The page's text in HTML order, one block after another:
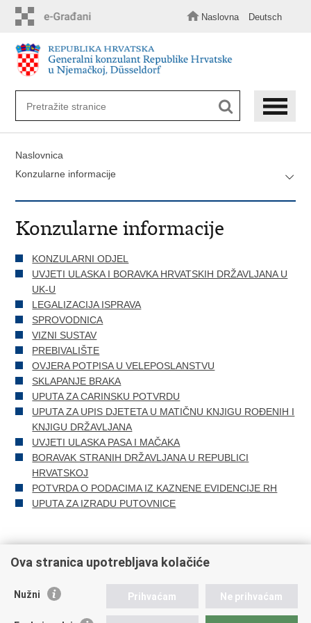
sadržaj
Naslovna Deutsch
Naslovnica
Konzularne informacije
Konzularne informacije
KONZULARNI ODJEL
UVJETI ULASKA I BORAVKA HRVATSKIH DRŽAVLJANA U
UK-U
LEGALIZACIJA ISPRAVA
SPROVODNICA
VIZNI SUSTAV
PREBIVALIŠTE
OVJERA POTPISA U VELEPOSLANSTVU
SKLAPANJE BRAKA
UPUTA ZA CARINSKU POTVRDU
UPUTA ZA UPIS DJETETA U MATIČNU KNJIGU ROĐENIH I
KNJIGU DRŽAVLJANA
UVJETI ULASKA PASA I MAČAKA
BORAVAK STRANIH DRŽAVLJANA U REPUBLICI
HRVATSKOJ
POTVRDA O PODACIMA IZ KAZNENE EVIDENCIJE RH
UPUTA ZA IZRADU PUTOVNICE
Ispiši
Podijeli
Ova stranica upotrebljava kolačiće
Nužni Prihvaćam Ne prihvaćam